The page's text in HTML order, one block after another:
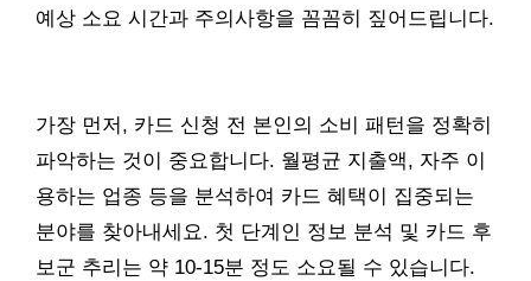
예상 소요 시간과 주의사항을 꼼꼼히 짚어드립니다.
가장 먼저, 카드 신청 전 본인의 소비 패턴을 정확히
파악하는 것이 중요합니다. 월평균 지출액, 자주 이
용하는 업종 등을 분석하여 카드 혜택이 집중되는
분야를 찾아내세요. 첫 단계인 정보 분석 및 카드 후
보군 추리는 약 10-15분 정도 소요될 수 있습니다.